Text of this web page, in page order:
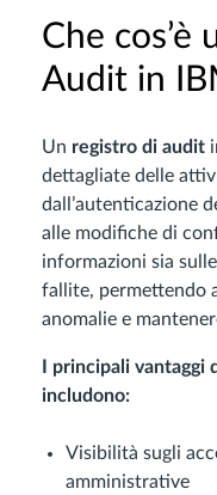
Che cos’è
Audit in
Un registro di audit
dettagliate delle
dall’autenticazione
alle modifiche di
informazioni sia
fallite, permettendo
anomalie e
I principali
includono:
Visibilità sugli
amministrative